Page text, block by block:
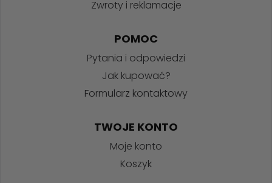
Zwroty i reklamacje
POMOC
Pytania i odpowiedzi
Jak kupować?
Formularz kontaktowy
TWOJE KONTO
Moje konto
Koszyk